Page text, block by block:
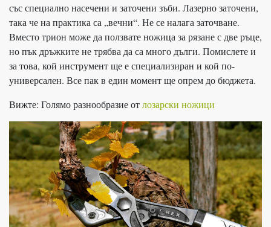
със специално насечени и заточени зъби. Лазерно заточени,
така че на практика са „вечни“. Не се налага заточване.
Вместо трион може да ползвате ножица за рязане с две ръце,
но пък дръжките не трябва да са много дълги. Помислете и
за това, кой инструмент ще е специализиран и кой по-
универсален. Все пак в един момент ще опрем до бюджета.
Вижте: Голямо разнообразие отлозарски ножици